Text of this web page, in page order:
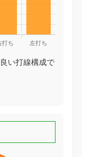
い打線構成で